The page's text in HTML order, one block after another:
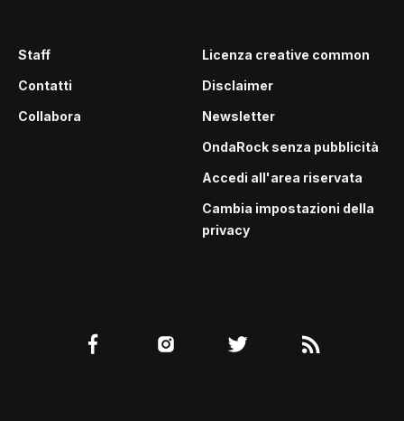
Staff
Contatti
Collabora
Licenza creative common
Disclaimer
Newsletter
OndaRock senza pubblicità
Accedi all'area riservata
Cambia impostazioni della
privacy